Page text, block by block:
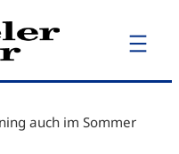
auch im Sommer